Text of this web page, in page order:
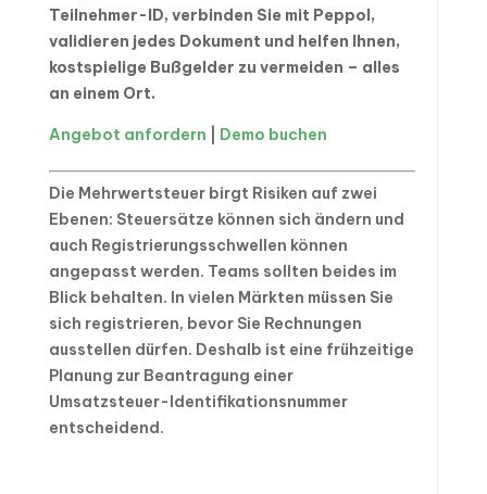
Teilnehmer-ID, verbinden Sie mit Peppol,
validieren jedes Dokument und helfen Ihnen,
kostspielige Bußgelder zu vermeiden – alles
an einem Ort.
Angebot anfordern Demo buchen
Die Mehrwertsteuer birgt Risiken auf zwei
Ebenen: Steuersätze können sich ändern und
auch Registrierungsschwellen können
angepasst werden. Teams sollten beides im
Blick behalten. In vielen Märkten müssen Sie
sich registrieren, bevor Sie Rechnungen
ausstellen dürfen. Deshalb ist eine frühzeitige
Planung zur Beantragung einer
Umsatzsteuer-Identifikationsnummer
entscheidend.